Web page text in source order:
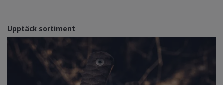
Upptäck sortiment